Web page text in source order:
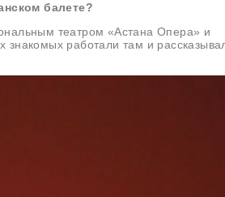
балете?
театром «Астана Опера» и
работали там и